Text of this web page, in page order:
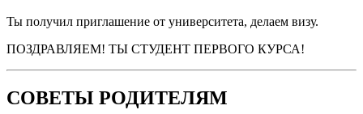
Ты получил приглашение от университета, делаем визу.
ПОЗДРАВЛЯЕМ! ТЫ СТУДЕНТ ПЕРВОГО КУРСА!
СОВЕТЫ РОДИТЕЛЯМ